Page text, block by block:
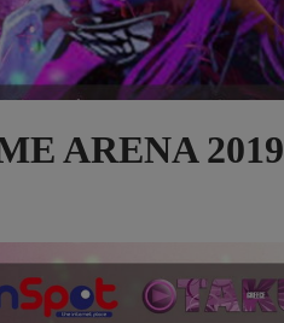
ARENA 2019